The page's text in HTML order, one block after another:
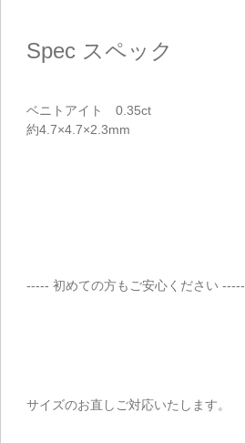
Spec スペック
ベニトアイト 0.35ct
約4.7×4.7×2.3mm
----- 初めての方もご安心ください -----
サイズのお直しご対応いたします。